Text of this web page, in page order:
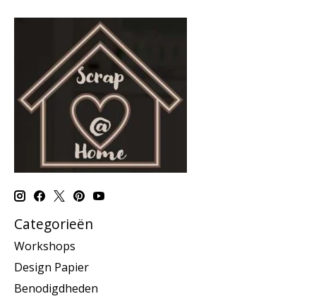
Categorieën
Workshops
Design Papier
Benodigdheden